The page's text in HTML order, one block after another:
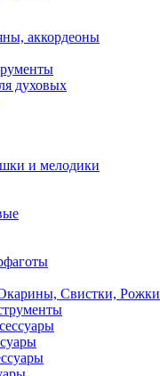
аккордеоны
духовых
и мелодики
Свистки, Рожки